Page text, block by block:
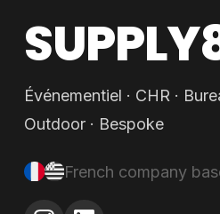
Événementiel · CHR ·
Outdoor · Bespoke
French company